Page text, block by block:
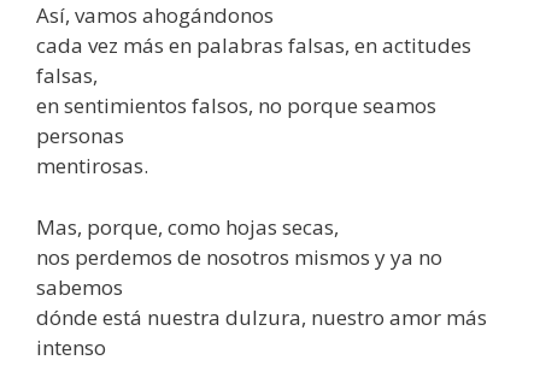
Así, vamos ahogándonos
cada vez más en palabras falsas, en actitudes
falsas,
en sentimientos falsos, no porque seamos
personas
mentirosas.
Mas, porque, como hojas secas,
nos perdemos de nosotros mismos y ya no
sabemos
dónde está nuestra dulzura, nuestro amor más
intenso